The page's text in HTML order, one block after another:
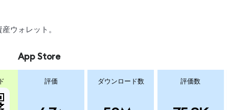
ウォレット。
App Store
評価 ダウンロード数 評価数